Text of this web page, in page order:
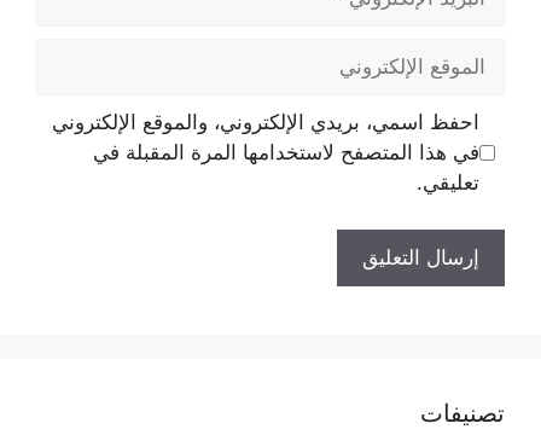
الإلكتروني
الموقع
الإلكتروني
احفظ اسمي، بريدي الإلكتروني، والموقع الإلكتروني
في هذا المتصفح لاستخدامها المرة المقبلة في
تعليقي.
تصنيفات